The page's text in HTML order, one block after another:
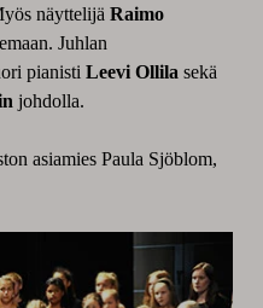
näyttelijä Raimo
Juhlan
pianisti Leevi Ollila sekä
johdolla.
asiamies Paula Sjöblom,